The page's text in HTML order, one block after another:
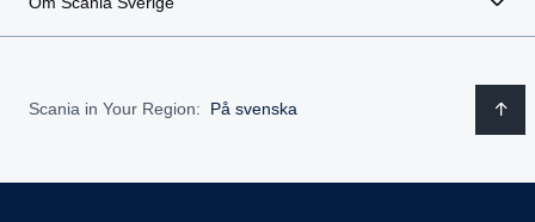
Scania in Your Region: På svenska